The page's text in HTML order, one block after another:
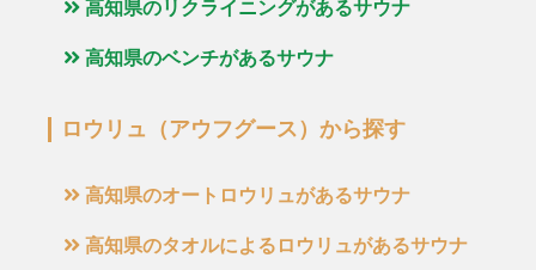
高知県のリクライニングがあるサウナ
高知県のベンチがあるサウナ
ロウリュ（アウフグース）から探す
高知県のオートロウリュがあるサウナ
高知県のタオルによるロウリュがあるサウナ